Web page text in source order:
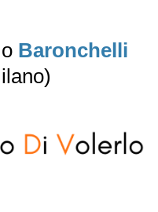
Baronchelli